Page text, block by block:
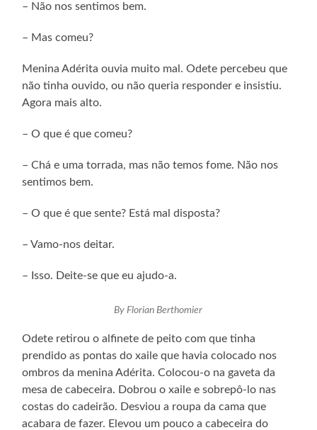
– Não nos sentimos bem.
– Mas comeu?
Menina Adérita ouvia muito mal. Odete percebeu que
não tinha ouvido, ou não queria responder e insistiu.
Agora mais alto.
– O que é que comeu?
– Chá e uma torrada, mas não temos fome. Não nos
sentimos bem.
– O que é que sente? Está mal disposta?
– Vamo-nos deitar.
– Isso. Deite-se que eu ajudo-a.
By Florian Berthomier
Odete retirou o alfinete de peito com que tinha
prendido as pontas do xaile que havia colocado nos
ombros da menina Adérita. Colocou-o na gaveta da
mesa de cabeceira. Dobrou o xaile e sobrepô-lo nas
costas do cadeirão. Desviou a roupa da cama que
acabara de fazer. Elevou um pouco a cabeceira do